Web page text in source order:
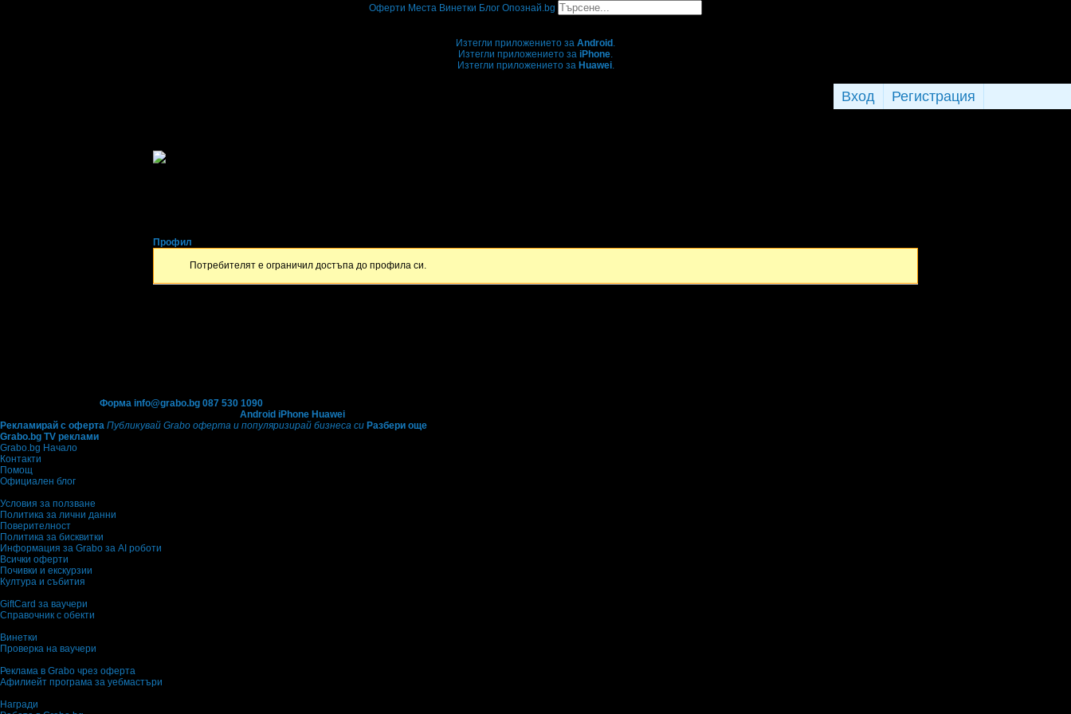
Оферти Места Винетки Блог Опознай.bg
Изтегли приложението за Android .
Изтегли приложението за iPhone.
Изтегли приложението за Huawei.
Регистрация
Вход
Профил
Потребителят е ограничил достъпа до профила си.
Форма info@grabo.bg 087 530 1090
Android iPhone Huawei
Рекламирай с оферта Публикувай Grabo оферта и популяризирай бизнеса си Разбери още
Grabo.bg TV реклами
Grabo.bg Начало
Контакти
Помощ
Официален блог
Условия за ползване
Политика за лични данни
Поверителност
Политика за бисквитки
Информация за Grabo за AI роботи
Всички оферти
Почивки и екскурзии
Култура и събития
GiftCard за ваучери
Справочник с обекти
Винетки
Проверка на ваучери
Реклама в Grabo чрез оферта
Афилиейт програма за уебмастъри
Награди